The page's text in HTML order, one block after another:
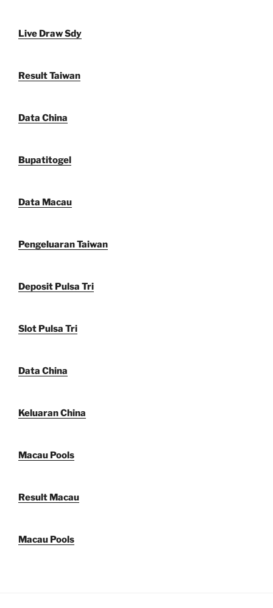
Live Draw Sdy
Result Taiwan
Data China
Bupatitogel
Data Macau
Pengeluaran Taiwan
Deposit Pulsa Tri
Slot Pulsa Tri
Data China
Keluaran China
Macau Pools
Result Macau
Macau Pools